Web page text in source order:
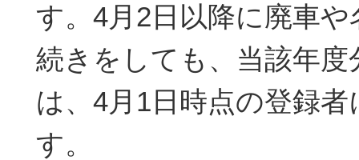
す。4月2日以降に廃車
続きをしても、当該年度
は、4月1日時点の登録
す。